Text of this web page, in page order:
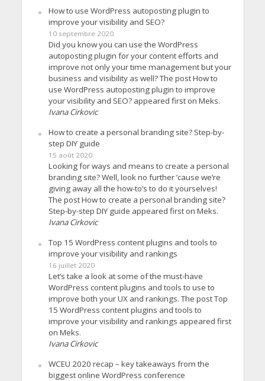
How to use WordPress autoposting plugin to
improve your visibility and SEO?
10 septembre 2020
Did you know you can use the WordPress
autoposting plugin for your content efforts and
improve not only your time management but your
business and visibility as well? The post How to
use WordPress autoposting plugin to improve
your visibility and SEO? appeared first on Meks.
Ivana Cirkovic
How to create a personal branding site? Step-by-
step DIY guide
15 août 2020
Looking for ways and means to create a personal
branding site? Well, look no further ’cause we’re
giving away all the how-to’s to do it yourselves!
The post How to create a personal branding site?
Step-by-step DIY guide appeared first on Meks.
Ivana Cirkovic
Top 15 WordPress content plugins and tools to
improve your visibility and rankings
16 juillet 2020
Let’s take a look at some of the must-have
WordPress content plugins and tools to use to
improve both your UX and rankings. The post Top
15 WordPress content plugins and tools to
improve your visibility and rankings appeared first
on Meks.
Ivana Cirkovic
WCEU 2020 recap – key takeaways from the
biggest online WordPress conference